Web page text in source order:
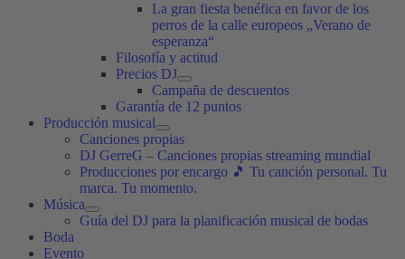
La gran fiesta benéfica en favor de los
perros de la calle europeos „Verano de
esperanza“
Filosofía y actitud
Precios DJ
Campaña de descuentos
Garantía de 12 puntos
Producción musical
Canciones propias
DJ GerreG – Canciones propias streaming mundial
Producciones por encargo 🎵 Tu canción personal. Tu
marca. Tu momento.
Música
Guía del DJ para la planificación musical de bodas
Boda
Evento